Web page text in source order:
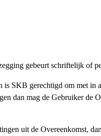
gebeurt schriftelijk of
SKB gerechtigd om met in
dan mag de Gebruiker de
uit de Overeenkomst,